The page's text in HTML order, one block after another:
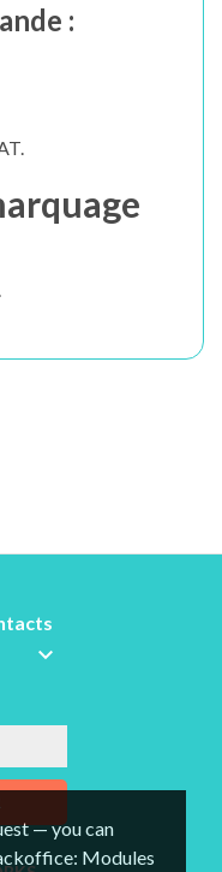
— you can
Modules
:
